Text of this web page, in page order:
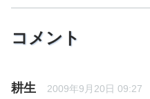
コメント
耕生 2009年9月20日 09:27